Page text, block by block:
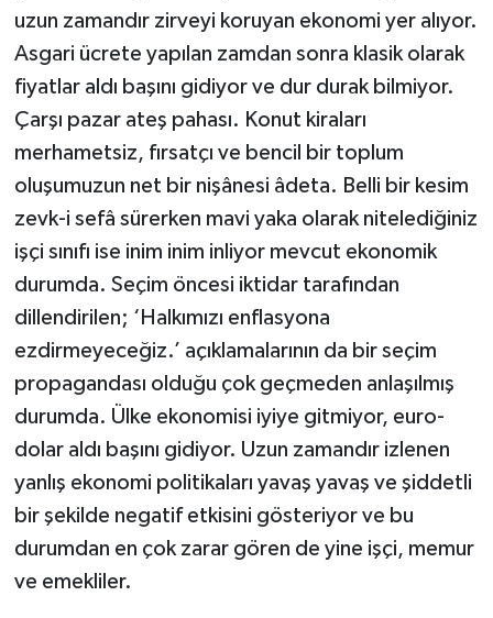
uzun zamandır zirveyi koruyan ekonomi yer alıyor.
Asgari ücrete yapılan zamdan sonra klasik olarak
fiyatlar aldı başını gidiyor ve dur durak bilmiyor.
Çarşı pazar ateş pahası. Konut kiraları
merhametsiz, fırsatçı ve bencil bir toplum
oluşumuzun net bir nişânesi âdeta. Belli bir kesim
zevk-i sefâ sürerken mavi yaka olarak nitelediğiniz
işçi sınıfı ise inim inim inliyor mevcut ekonomik
durumda. Seçim öncesi iktidar tarafından
dillendirilen; ‘Halkımızı enflasyona
ezdirmeyeceğiz.’ açıklamalarının da bir seçim
propagandası olduğu çok geçmeden anlaşılmış
durumda. Ülke ekonomisi iyiye gitmiyor, euro-
dolar aldı başını gidiyor. Uzun zamandır izlenen
yanlış ekonomi politikaları yavaş yavaş ve şiddetli
bir şekilde negatif etkisini gösteriyor ve bu
durumdan en çok zarar gören de yine işçi, memur
ve emekliler.